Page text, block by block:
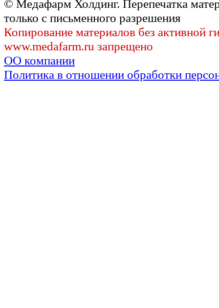
© Медафарм Холдинг. Перепечатка
только с письменного разрешения
Копирование материалов без активной
www.medafarm.ru запрещено
ОО компании
Политика в отношении обработки